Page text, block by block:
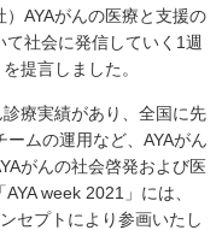
AYAがんの医療と支援の
社会に発信していく1週
提言しました。
療実績があり、全国に先
ムの運用など、AYAがん
がんの社会啓発および医
week 2021」には、
セプトにより参画いたし